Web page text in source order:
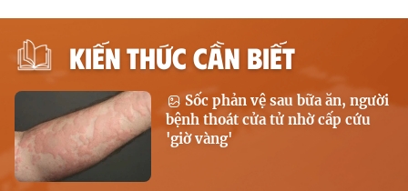
KIẾN THỨC CẦN BIẾT
Sốc phản vệ sau bữa ăn, người
bệnh thoát cửa tử nhờ cấp cứu
'giờ vàng'